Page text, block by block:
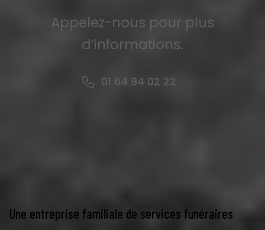
Appelez-nous pour plus
d’informations.
01 64 94 02 22
Une entreprise familiale de services funéraires